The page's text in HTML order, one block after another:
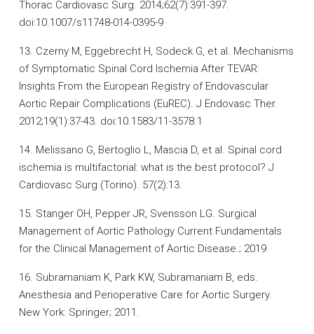
Thorac Cardiovasc Surg. 2014;62(7):391-397.
doi:10.1007/s11748-014-0395-9
13. Czerny M, Eggebrecht H, Sodeck G, et al. Mechanisms
of Symptomatic Spinal Cord Ischemia After TEVAR:
Insights From the European Registry of Endovascular
Aortic Repair Complications (EuREC). J Endovasc Ther.
2012;19(1):37-43. doi:10.1583/11-3578.1
14. Melissano G, Bertoglio L, Mascia D, et al. Spinal cord
ischemia is multifactorial: what is the best protocol? J
Cardiovasc Surg (Torino). 57(2):13.
15. Stanger OH, Pepper JR, Svensson LG. Surgical
Management of Aortic Pathology Current Fundamentals
for the Clinical Management of Aortic Disease.; 2019.
16. Subramaniam K, Park KW, Subramaniam B, eds.
Anesthesia and Perioperative Care for Aortic Surgery.
New York: Springer; 2011.